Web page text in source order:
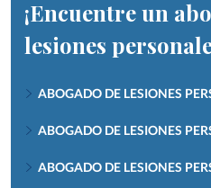
¡Encuentre un
lesiones
ABOGADO DE LESIONES
ABOGADO DE LESIONES
ABOGADO DE LESIONES